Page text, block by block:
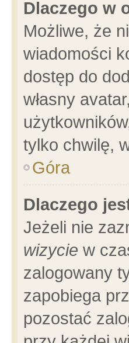
Dlaczego w
Możliwe, że
wiadomości
dostęp do
własny
tylko chwilę,
Góra
Dlaczego
Jeżeli nie
wizycie w
zalogowany
zapobiega
pozostać